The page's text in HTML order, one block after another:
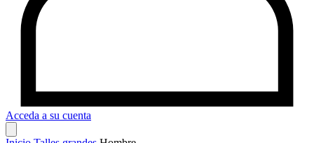
Acceda a su cuenta